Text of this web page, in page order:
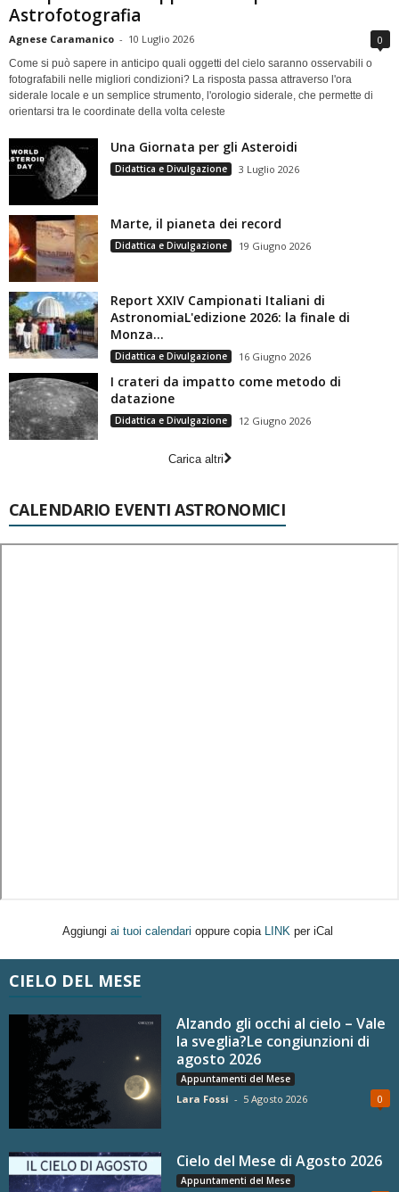
Astrofotografia
Agnese Caramanico - 10 Luglio 2026 0
Come si può sapere in anticipo quali oggetti del cielo saranno osservabili o
fotografabili nelle migliori condizioni? La risposta passa attraverso l'ora
siderale locale e un semplice strumento, l'orologio siderale, che permette di
orientarsi tra le coordinate della volta celeste
Una Giornata per gli Asteroidi
Didattica e Divulgazione 3 Luglio 2026
Marte, il pianeta dei record
Didattica e Divulgazione 19 Giugno 2026
Report XXIV Campionati Italiani di
AstronomiaL'edizione 2026: la finale di
Monza...
Didattica e Divulgazione 16 Giugno 2026
I crateri da impatto come metodo di
datazione
Didattica e Divulgazione 12 Giugno 2026
Carica altri
CALENDARIO EVENTI ASTRONOMICI
Aggiungi ai tuoi calendari oppure copia LINK per iCal
CIELO DEL MESE
Alzando gli occhi al cielo – Vale
la sveglia?Le congiunzioni di
agosto 2026
Appuntamenti del Mese
Lara Fossi - 5 Agosto 2026 0
Cielo del Mese di Agosto 2026
Appuntamenti del Mese